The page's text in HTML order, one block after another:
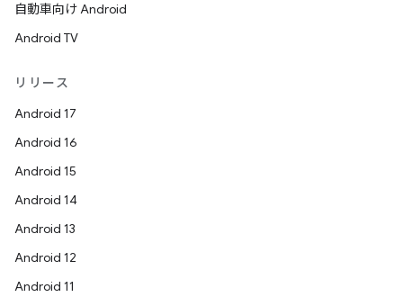
自動車向け Android
Android TV
リリース
Android 17
Android 16
Android 15
Android 14
Android 13
Android 12
Android 11